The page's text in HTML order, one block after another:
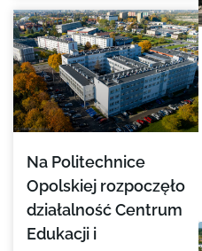
Na Politechnice
Opolskiej rozpoczęło
działalność Centrum
Edukacji i